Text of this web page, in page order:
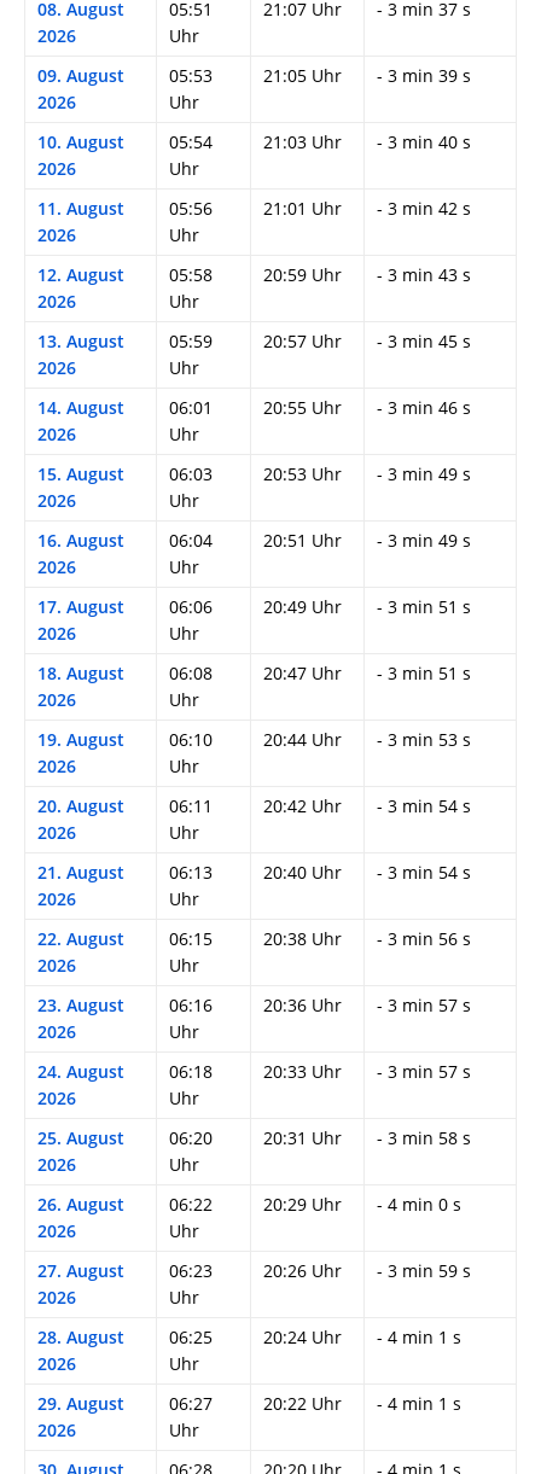
08. August
2026
05:51
Uhr
21:07 Uhr - 3 min 37 s
09. August
2026
05:53
Uhr
21:05 Uhr - 3 min 39 s
10. August
2026
05:54
Uhr
21:03 Uhr - 3 min 40 s
11. August
2026
05:56
Uhr
21:01 Uhr - 3 min 42 s
12. August
2026
05:58
Uhr
20:59 Uhr - 3 min 43 s
13. August
2026
05:59
Uhr
20:57 Uhr - 3 min 45 s
14. August
2026
06:01
Uhr
20:55 Uhr - 3 min 46 s
15. August
2026
06:03
Uhr
20:53 Uhr - 3 min 49 s
16. August
2026
06:04
Uhr
20:51 Uhr - 3 min 49 s
17. August
2026
06:06
Uhr
20:49 Uhr - 3 min 51 s
18. August
2026
06:08
Uhr
20:47 Uhr - 3 min 51 s
19. August
2026
06:10
Uhr
20:44 Uhr - 3 min 53 s
20. August
2026
06:11
Uhr
20:42 Uhr - 3 min 54 s
21. August
2026
06:13
Uhr
20:40 Uhr - 3 min 54 s
22. August
2026
06:15
Uhr
20:38 Uhr - 3 min 56 s
23. August
2026
06:16
Uhr
20:36 Uhr - 3 min 57 s
24. August
2026
06:18
Uhr
20:33 Uhr - 3 min 57 s
25. August
2026
06:20
Uhr
20:31 Uhr - 3 min 58 s
26. August
2026
06:22
Uhr
20:29 Uhr - 4 min 0 s
27. August
2026
06:23
Uhr
20:26 Uhr - 3 min 59 s
28. August
2026
06:25
Uhr
20:24 Uhr - 4 min 1 s
29. August
2026
06:27
Uhr
20:22 Uhr - 4 min 1 s